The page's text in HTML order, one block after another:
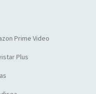
Prime Video
Plus